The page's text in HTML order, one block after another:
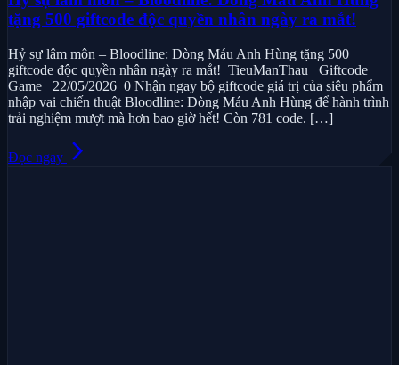
tặng 500 giftcode độc quyền nhân ngày ra mắt!
Hỷ sự lâm môn – Bloodline: Dòng Máu Anh Hùng tặng 500
giftcode độc quyền nhân ngày ra mắt! TieuManThau Giftcode
Game 22/05/2026 0 Nhận ngay bộ giftcode giá trị của siêu phẩm
nhập vai chiến thuật Bloodline: Dòng Máu Anh Hùng để hành trình
trải nghiệm mượt mà hơn bao giờ hết! Còn 781 code. […]
Đọc ngay arrow_forward_ios